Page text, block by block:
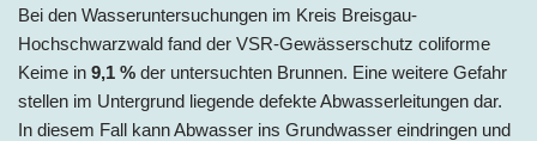
Bei den Wasseruntersuchungen im Kreis Breisgau-
Hochschwarzwald fand der VSR-Gewässerschutz coliforme
Keime in 9,1 % der untersuchten Brunnen. Eine weitere Gefahr
stellen im Untergrund liegende defekte Abwasserleitungen dar.
In diesem Fall kann Abwasser ins Grundwasser eindringen und